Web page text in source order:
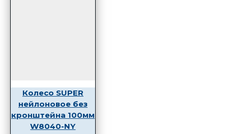
Колесо SUPER
нейлоновое без
кронштейна 100мм
W8040-NY